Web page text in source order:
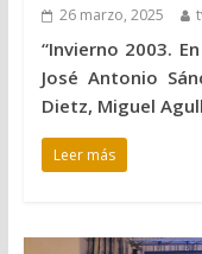
26 marzo, 2025
“Invierno 2003.
José Antonio
Dietz, Miguel
Leer más